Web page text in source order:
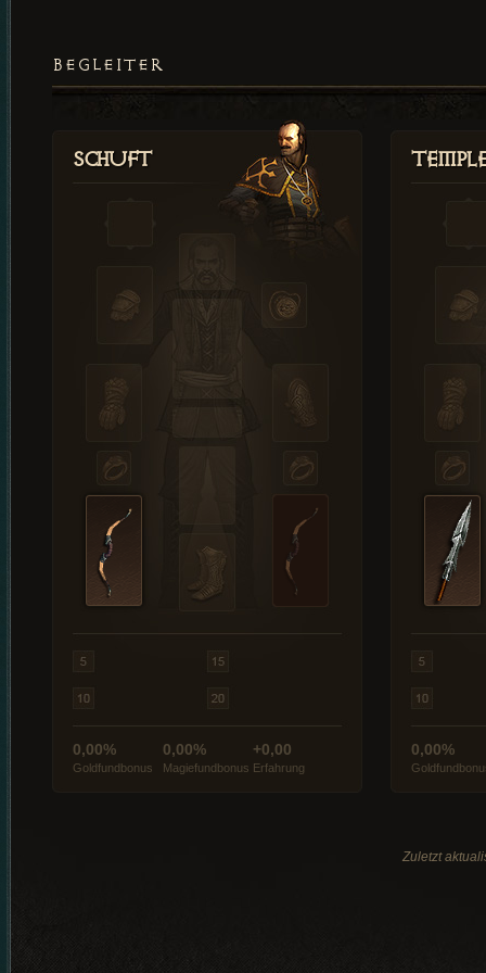
BEGLEITER
Schuft
0,00%
Goldfundbonus
0,00%
Magiefundbonus
+0,00
Erfahrung
0,00%
Zuletzt